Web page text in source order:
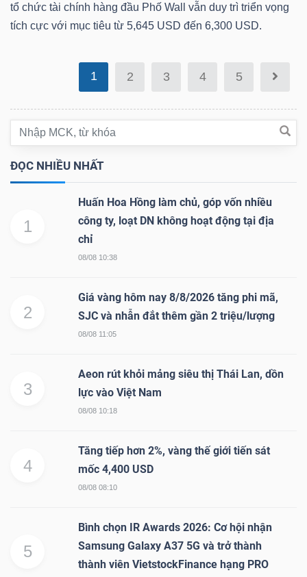
tổ chức tài chính hàng đầu Phố Wall vẫn duy trì triển vọng
tích cực với mục tiêu từ 5,645 USD đến 6,300 USD.
1 2 3 4 5
ĐỌC NHIỀU NHẤT
1
Huấn Hoa Hồng làm chủ, góp vốn nhiều
công ty, loạt DN không hoạt động tại địa
chỉ
08/08 10:38
2
Giá vàng hôm nay 8/8/2026 tăng phi mã,
SJC và nhẫn đắt thêm gần 2 triệu/lượng
08/08 11:05
3
Aeon rút khỏi mảng siêu thị Thái Lan, dồn
lực vào Việt Nam
08/08 10:18
4
Tăng tiếp hơn 2%, vàng thế giới tiến sát
mốc 4,400 USD
08/08 08:10
5
Bình chọn IR Awards 2026: Cơ hội nhận
Samsung Galaxy A37 5G và trở thành
thành viên VietstockFinance hạng PRO
(-)
Thuật
ngữ